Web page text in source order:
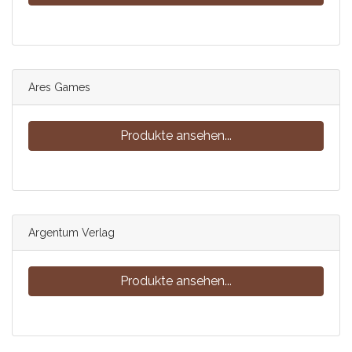
Ares Games
Produkte ansehen...
Argentum Verlag
Produkte ansehen...